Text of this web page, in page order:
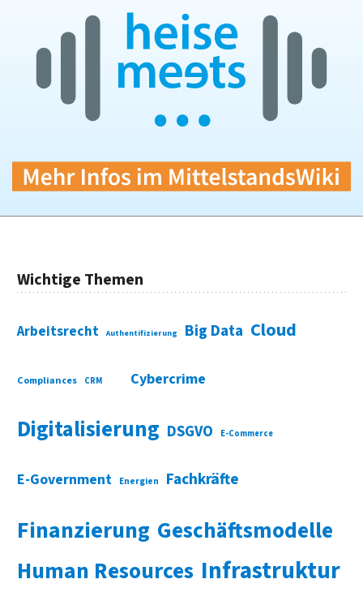
Wichtige Themen
Arbeitsrecht Authentifizierung Big Data Cloud
Compliances CRM Cybercrime
Digitalisierung DSGVO E-Commerce
E-Government Energien Fachkräfte
Finanzierung Geschäftsmodelle
Human Resources Infrastruktur